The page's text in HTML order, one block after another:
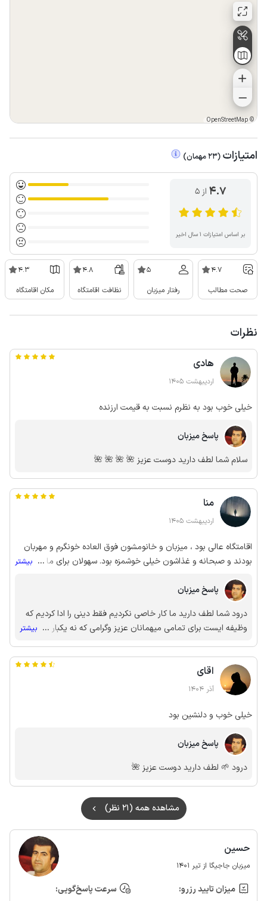
©
OpenStreetMap
امتیازات (
23مهمان)
4.7 از ۵
بر اساس امتیازات ۱ سال اخیر
4.7
صحت مطالب
5
رفتار میزبان
4.8
نظافت اقامتگاه
4.3
مکان اقامتگاه
نظرات
هادی
اردیبهشت 1405
خیلی خوب بود به نظرم نسبت به قیمت ارزنده
پاسخ میزبان
سلام شما لطف دارید دوست عزیز 🌺 🌺 🌺 🌺
منا
اردیبهشت 1405
اقامتگاه عالی بود ، میزبان و خانومشون فوق العاده خونگرم و مهربان
بودند و صبحانه و غذاشون خیلی خوشمزه بود. سهولان برای ما تجربه
پیشنهاد میکنم .
... بیشتر
پاسخ میزبان
درود شما لطف دارید ما کار خاصی نکردیم فقط دینی را ادا کردیم که
وظیفه ایست برای تمامی میهمانان عزیز وگرامی که نه یکبار بلکه
... بیشتر
اقای
آذر 1404
خیلی خوب و دلنشین بود
پاسخ میزبان
درود 🌱 لطف دارید دوست عزیز 🌺
مشاهده همه (21 نظر)
حسین
میزبان جاجیگا از تیر 1401
میزان تایید رزرو:
سرعت پاسخ‌گویی: